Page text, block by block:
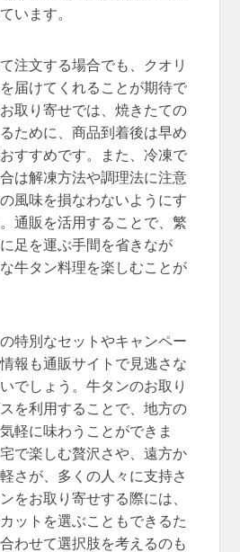
います。
注文する場合でも、クオリ
届けてくれることが期待で
取り寄せでは、焼きたての
ために、商品到着後は早め
すすめです。また、冷凍で
は解凍方法や調理法に注意
風味を損なわないようにす
通販を活用することで、繁
足を運ぶ手間を省きなが
牛タン料理を楽しむことが
特別なセットやキャンペー
報も通販サイトで見逃さな
でしょう。牛タンのお取り
を利用することで、地方の
軽に味わうことができま
で楽しむ贅沢さや、遠方か
さが、多くの人々に支持さ
をお取り寄せする際には、
ットを選ぶこともできるた
わせて選択肢を考えるのも